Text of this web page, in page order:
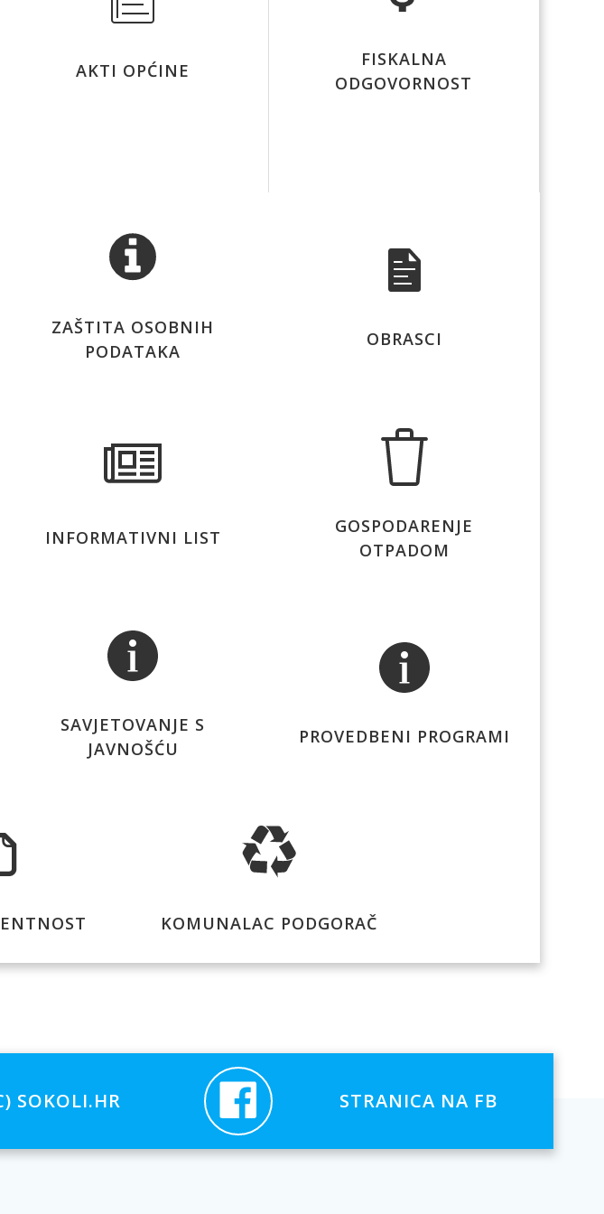
AKTI OPĆINE
FISKALNA
ODGOVORNOST
ZAŠTITA OSOBNIH
PODATAKA
OBRASCI
INFORMATIVNI LIST
GOSPODARENJE
OTPADOM
SAVJETOVANJE S
JAVNOŠĆU
PROVEDBENI PROGRAMI
KOMUNALAC PODGORAČ
SOKOLI.HR STRANICA NA FB